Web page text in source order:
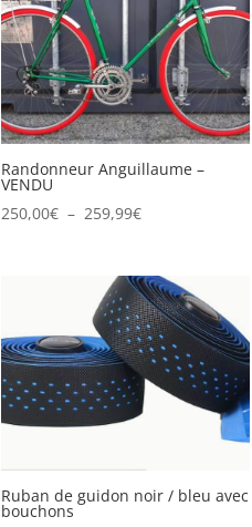
Randonneur Anguillaume –
VENDU
250,00€ – 259,99€Plage
250,00€
à
259,99€
Ruban de guidon noir / bleu avec
bouchons